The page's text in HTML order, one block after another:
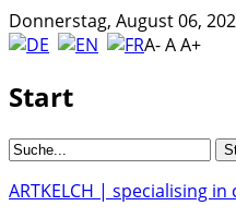
Donnerstag, August 06,
A-AA+
Start
ARTKELCH | specialising